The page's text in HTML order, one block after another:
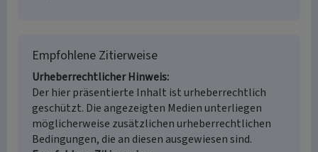
Empfohlene Zitierweise
Urheberrechtlicher Hinweis
Der hier präsentierte Inhalt ist urheberrechtlich
geschützt. Die angezeigten Medien unterliegen
möglicherweise zusätzlichen urheberrechtlichen
Bedingungen, die an diesen ausgewiesen sind.